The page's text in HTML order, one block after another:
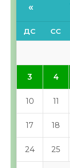
«
ДС СС
3 4
10 11
17 18
24 25